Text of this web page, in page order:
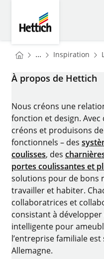
You are here:
Homepage
... Inspiration
À propos de Hettich
Nous créons une
fonction et design. Avec
créons et produisons
fonctionnels – des
coulisses, des
portes coulissantes et
solutions pour de bons
travailler et habiter.
collaboratrices et
consistant à
intelligente pour
l’entreprise familiale
Allemagne.